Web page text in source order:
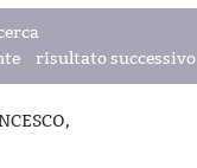
risultato successivo